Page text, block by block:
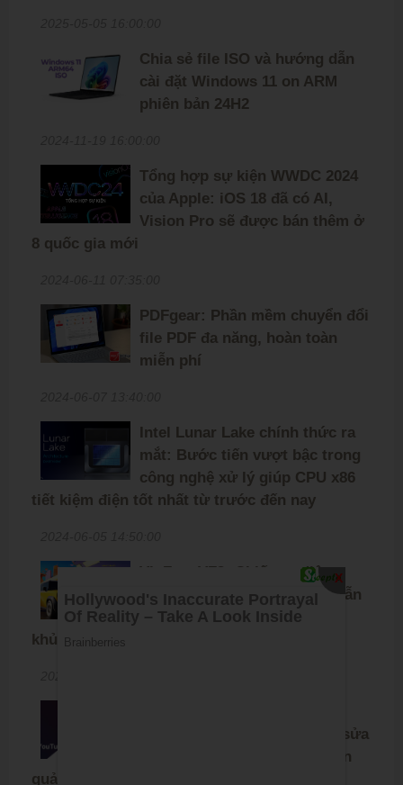
Chia sẻ file ISO và hướng dẫn
cài đặt Windows 11 on ARM
phiên bản 24H2
Tổng hợp sự kiện WWDC 2024
của Apple: iOS 18 đã có AI,
Vision Pro sẽ được bán thêm ở
8 quốc gia mới
PDFgear: Phần mềm chuyển đổi
file PDF đa năng, hoàn toàn
miễn phí
Intel Lunar Lake chính thức ra
mắt: Bước tiến vượt bậc trong
công nghệ xử lý giúp CPU x86
tiết kiệm điện tốt nhất từ trước đến nay
VinFast VF3: Chiếc xe điện
Quốc Dân với mức giá hấp dẫn
và số lượng đơn đặt hàng
khủng
ReVanced 19.09.3 mới nhất, sửa
lỗi và cải thiện khả năng chặn
quảng cáo, mời anh em tải về
X